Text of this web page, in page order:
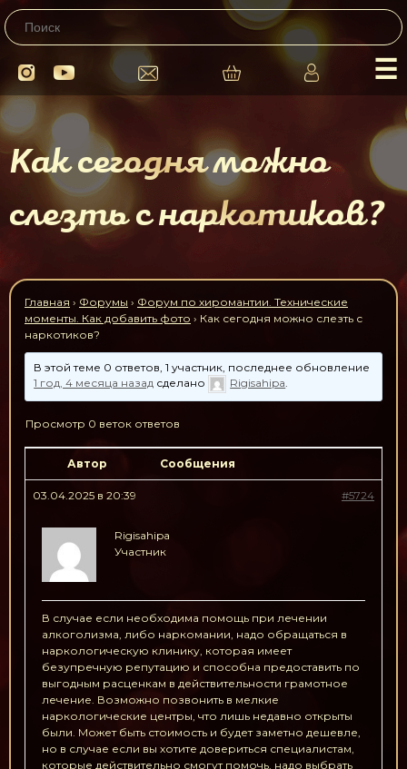
☰
Как сегодня можно
слезть с наркотиков?
Главная › Форумы › Форум по хиромантии. Технические
моменты. Как добавить фото › Как сегодня можно слезть с
наркотиков?
В этой теме 0 ответов, 1 участник, последнее обновление
1 год, 4 месяца назад сделано Rigisahipa.
Просмотр 0 веток ответов
Автор Сообщения
03.04.2025 в 20:39 #5724
Rigisahipa
Участник
В случае если необходима помощь при лечении
алкоголизма, либо наркомании, надо обращаться в
наркологическую клинику, которая имеет
безупречную репутацию и способна предоставить по
выгодным расценкам в действительности грамотное
лечение. Возможно позвонить в мелкие
наркологические центры, что лишь недавно открыты
были. Может быть стоимость и будет заметно дешевле,
но в случае если вы хотите довериться специалистам,
которые действительно смогут помочь, надо выбрать